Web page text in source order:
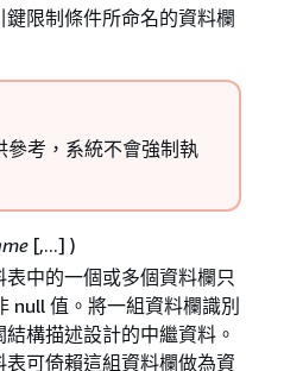
限制條件所命名的資料欄
參考，系統不會強制執
[,...] )
中的一個或多個資料欄只
null 值。將一組資料欄識別
構描述設計的中繼資料。
可倚賴這組資料欄做為資